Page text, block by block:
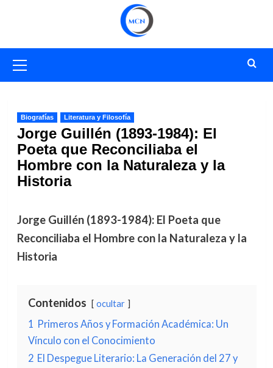
primario
Biografías Literatura y Filosofía
Jorge Guillén (1893-1984): El
Poeta que Reconciliaba el
Hombre con la Naturaleza y la
Historia
Jorge Guillén (1893-1984): El Poeta que
Reconciliaba el Hombre con la Naturaleza y la
Historia
Contenidos ocultar
1 Primeros Años y Formación Académica: Un
Vínculo con el Conocimiento
2 El Despegue Literario: La Generación del 27 y